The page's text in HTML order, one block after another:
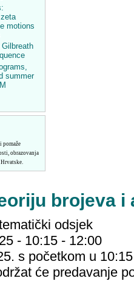
motions
summer
pomaže
obrazovanja
brojeva i
odsjek
- 10:15- 12:00
s početkom u
će predavanje